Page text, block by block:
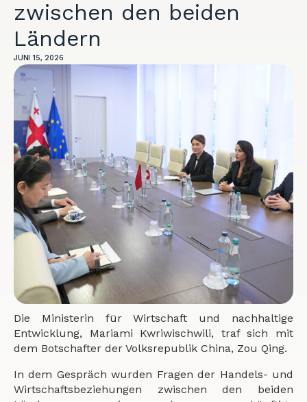
zwischen den beiden
Ländern
JUNI 15, 2026
Die Ministerin für Wirtschaft und nachhaltige
Entwicklung, Mariami Kwriwischwili, traf sich mit
dem Botschafter der Volksrepublik China, Zou Qing.
In dem Gespräch wurden Fragen der Handels- und
Wirtschaftsbeziehungen zwischen den beiden